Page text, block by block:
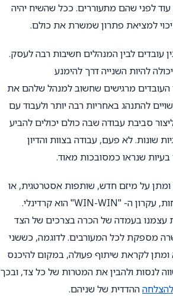
לפני שהם מתעוררים. ככל שהשיח יהיה
למציאת פתרון שמשרת את כולם.
עובדים לבין המנהלים חשיבות רבה לעסק.
להיות השנייה דרך להימנע
מרגישים שחשוב למנהל שלהם את
להתנהג באחריות רבה יותר ולעבוד עם
סביבת עבודה שבה כולם יכולים להביע
שונות. לא פעם, עבודה בצוות והדיון
שנראו כמסובכות מאוד.
על מיזם חדש, שותפות אסטרטגית, או
אפילו בעיות עם לקוחות, עקרון ה- "WIN-WIN" הוא קרדינלי.
עצמנו בעמדה של הכרה בצרכים של הצד
מספקת לכל המעורבים. לדוגמה, כששני
לקראת שיתוף פעולה, במקום להיכנס
לנסות ולהבין את המטרות של כל צד, ובכך
להצלחהההדדית של שניהם.